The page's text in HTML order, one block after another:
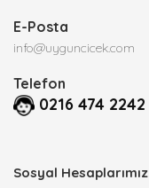
E-Posta
info@uyguncicek.com
Telefon
0216 474 2242
Sosyal Hesaplarımız